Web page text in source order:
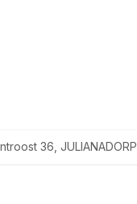
36, JULIANADORP